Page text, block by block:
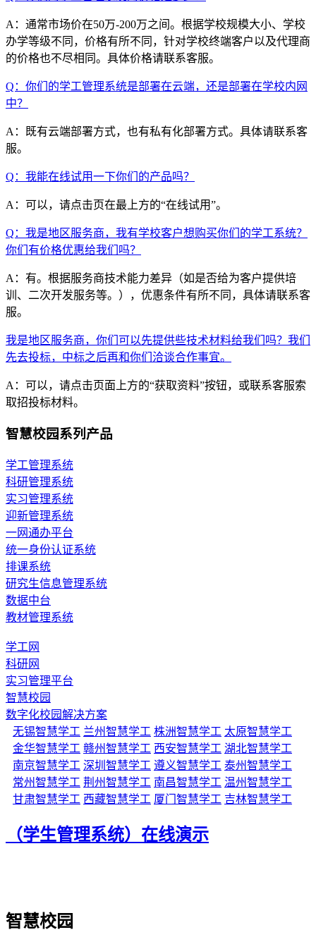
A：通常市场价在50万-200万之间。根据学校规模大小、学校
办学等级不同，价格有所不同，针对学校终端客户以及代理商
的价格也不尽相同。具体价格请联系客服。
Q：你们的学工管理系统是部署在云端，还是部署在学校内网
中？
A：既有云端部署方式，也有私有化部署方式。具体请联系客
服。
Q：我能在线试用一下你们的产品吗？
A：可以，请点击页在最上方的“在线试用”。
Q：我是地区服务商，我有学校客户想购买你们的学工系统？
你们有价格优惠给我们吗？
A：有。根据服务商技术能力差异（如是否给为客户提供培
训、二次开发服务等。），优惠条件有所不同，具体请联系客
服。
我是地区服务商，你们可以先提供些技术材料给我们吗？我们
先去投标，中标之后再和你们洽谈合作事宜。
A：可以，请点击页面上方的“获取资料”按钮，或联系客服索
取招投标材料。
智慧校园系列产品
学工管理系统
科研管理系统
实习管理系统
迎新管理系统
一网通办平台
统一身份认证系统
排课系统
研究生信息管理系统
数据中台
教材管理系统
学工网
科研网
实习管理平台
智慧校园
数字化校园解决方案
无锡智慧学工 兰州智慧学工 株洲智慧学工 太原智慧学工
金华智慧学工 赣州智慧学工 西安智慧学工 湖北智慧学工
南京智慧学工 深圳智慧学工 遵义智慧学工 泰州智慧学工
常州智慧学工 荆州智慧学工 南昌智慧学工 温州智慧学工
甘肃智慧学工 西藏智慧学工 厦门智慧学工 吉林智慧学工
（学生管理系统）在线演示
智慧校园